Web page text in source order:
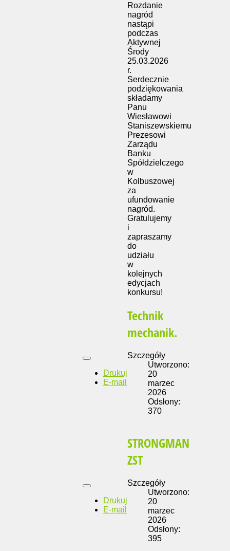
Rozdanie
nagród
nastąpi
podczas
Aktywnej
Środy
25.03.2026
r.
Serdecznie
podziękowania
składamy
Panu
Wiesławowi
Staniszewskiemu
Prezesowi
Zarządu
Banku
Spółdzielczego
w
Kolbuszowej
za
ufundowanie
nagród.
Gratulujemy
i
zapraszamy
do
udziału
w
kolejnych
edycjach
konkursu!
Technik
mechanik.
Drukuj
E-mail
Szczegóły
Utworzono:
20
marzec
2026
Odsłony:
370
STRONGMAN
ZST
Drukuj
E-mail
Szczegóły
Utworzono:
20
marzec
2026
Odsłony:
395